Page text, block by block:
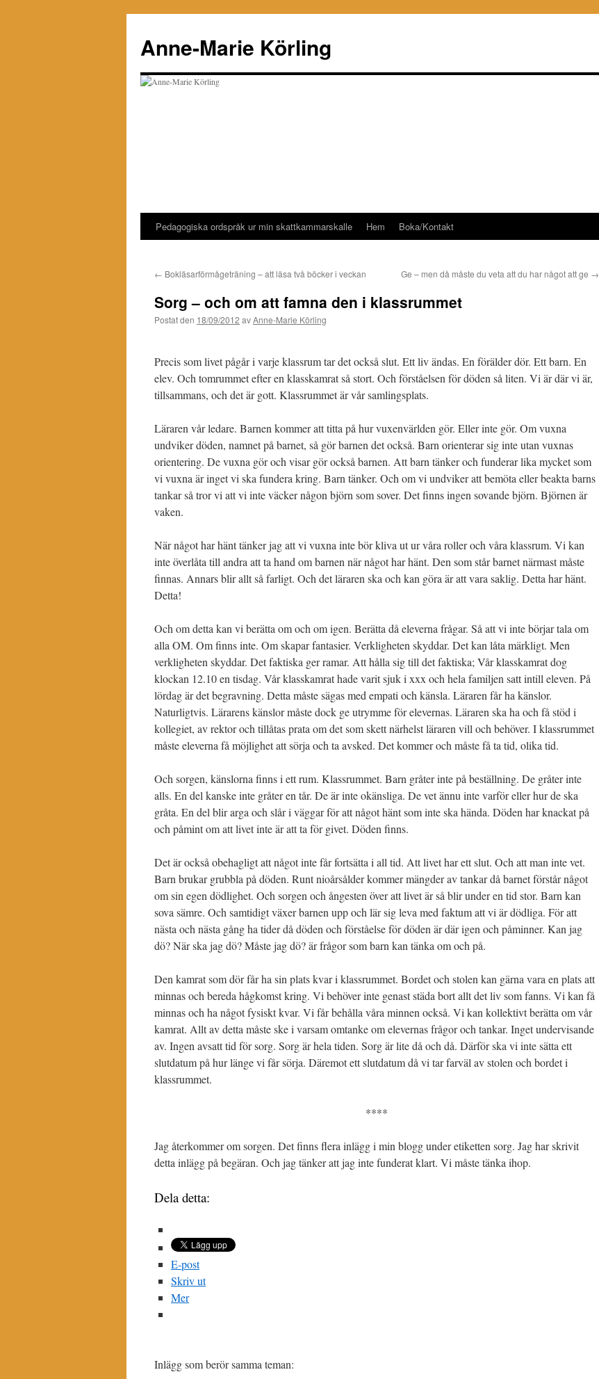
innehåll
Anne-Marie Körling
Pedagogiska ordspråk ur min skattkammarskalle Hem Boka/Kontakt
← Bokläsarförmågeträning – att läsa två böcker i veckan Ge – men då måste du veta att du har något att ge →
Sorg – och om att famna den i klassrummet
Postat den 18/09/2012 avAnne-Marie Körling
Precis som livet pågår i varje klassrum tar det också slut. Ett liv ändas. En förälder dör. Ett barn. En
elev. Och tomrummet efter en klasskamrat så stort. Och förståelsen för döden så liten. Vi är där vi är,
tillsammans, och det är gott. Klassrummet är vår samlingsplats.
Läraren vår ledare. Barnen kommer att titta på hur vuxenvärlden gör. Eller inte gör. Om vuxna
undviker döden, namnet på barnet, så gör barnen det också. Barn orienterar sig inte utan vuxnas
orientering. De vuxna gör och visar gör också barnen. Att barn tänker och funderar lika mycket som
vi vuxna är inget vi ska fundera kring. Barn tänker. Och om vi undviker att bemöta eller beakta barns
tankar så tror vi att vi inte väcker någon björn som sover. Det finns ingen sovande björn. Björnen är
vaken.
När något har hänt tänker jag att vi vuxna inte bör kliva ut ur våra roller och våra klassrum. Vi kan
inte överlåta till andra att ta hand om barnen när något har hänt. Den som står barnet närmast måste
finnas. Annars blir allt så farligt. Och det läraren ska och kan göra är att vara saklig. Detta har hänt.
Detta!
Och om detta kan vi berätta om och om igen. Berätta då eleverna frågar. Så att vi inte börjar tala om
alla OM. Om finns inte. Om skapar fantasier. Verkligheten skyddar. Det kan låta märkligt. Men
verkligheten skyddar. Det faktiska ger ramar. Att hålla sig till det faktiska; Vår klasskamrat dog
klockan 12.10 en tisdag. Vår klasskamrat hade varit sjuk i xxx och hela familjen satt intill eleven. På
lördag är det begravning. Detta måste sägas med empati och känsla. Läraren får ha känslor.
Naturligtvis. Lärarens känslor måste dock ge utrymme för elevernas. Läraren ska ha och få stöd i
kollegiet, av rektor och tillåtas prata om det som skett närhelst läraren vill och behöver. I klassrummet
måste eleverna få möjlighet att sörja och ta avsked. Det kommer och måste få ta tid, olika tid.
Och sorgen, känslorna finns i ett rum. Klassrummet. Barn gråter inte på beställning. De gråter inte
alls. En del kanske inte gråter en tår. De är inte okänsliga. De vet ännu inte varför eller hur de ska
gråta. En del blir arga och slår i väggar för att något hänt som inte ska hända. Döden har knackat på
och påmint om att livet inte är att ta för givet. Döden finns.
Det är också obehagligt att något inte får fortsätta i all tid. Att livet har ett slut. Och att man inte vet.
Barn brukar grubbla på döden. Runt nioårsålder kommer mängder av tankar då barnet förstår något
om sin egen dödlighet. Och sorgen och ångesten över att livet är så blir under en tid stor. Barn kan
sova sämre. Och samtidigt växer barnen upp och lär sig leva med faktum att vi är dödliga. För att
nästa och nästa gång ha tider då döden och förståelse för döden är där igen och påminner. Kan jag
dö? När ska jag dö? Måste jag dö? är frågor som barn kan tänka om och på.
Den kamrat som dör får ha sin plats kvar i klassrummet. Bordet och stolen kan gärna vara en plats att
minnas och bereda hågkomst kring. Vi behöver inte genast städa bort allt det liv som fanns. Vi kan få
minnas och ha något fysiskt kvar. Vi får behålla våra minnen också. Vi kan kollektivt berätta om vår
kamrat. Allt av detta måste ske i varsam omtanke om elevernas frågor och tankar. Inget undervisande
av. Ingen avsatt tid för sorg. Sorg är hela tiden. Sorg är lite då och då. Därför ska vi inte sätta ett
slutdatum på hur länge vi får sörja. Däremot ett slutdatum då vi tar farväl av stolen och bordet i
klassrummet.
****
Jag återkommer om sorgen. Det finns flera inlägg i min blogg under etiketten sorg. Jag har skrivit
detta inlägg på begäran. Och jag tänker att jag inte funderat klart. Vi måste tänka ihop.
Dela detta:
E-post
Skriv ut
Mer
Inlägg som berör samma teman: